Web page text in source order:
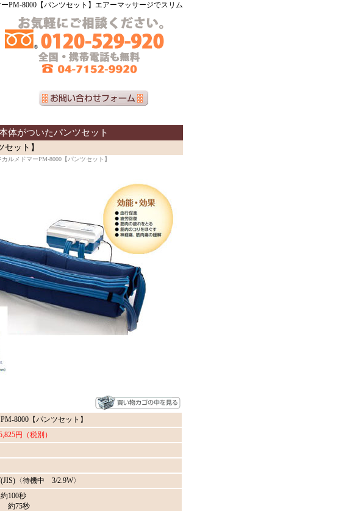
PM-8000【パンツセット】エアーマッサージでスリム
体がついたパンツセット
ット】
ルメドマーPM-8000【パンツセット】
8000【パンツセット】
円（税別）
〈待機中 3/2.9W〉
100秒
約75秒